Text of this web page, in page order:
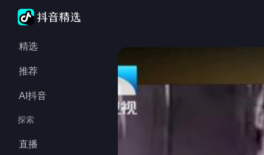
精选
推荐
AI抖音
探索
直播